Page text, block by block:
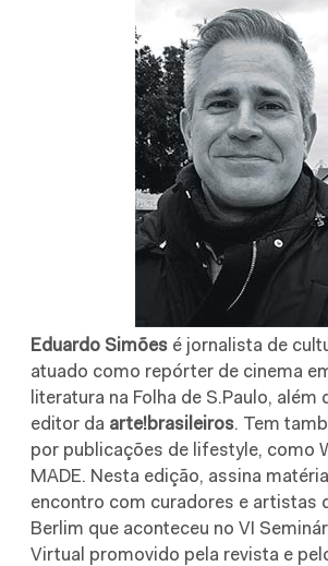
Eduardo Simões é jornalista de
atuado como repórter de cinema
literatura na Folha de S.Paulo, além
editor da arte!brasileiros. Tem
por publicações de lifestyle, como
MADE. Nesta edição, assina
encontro com curadores e artistas
Berlim que aconteceu no VI
Virtual promovido pela revista e